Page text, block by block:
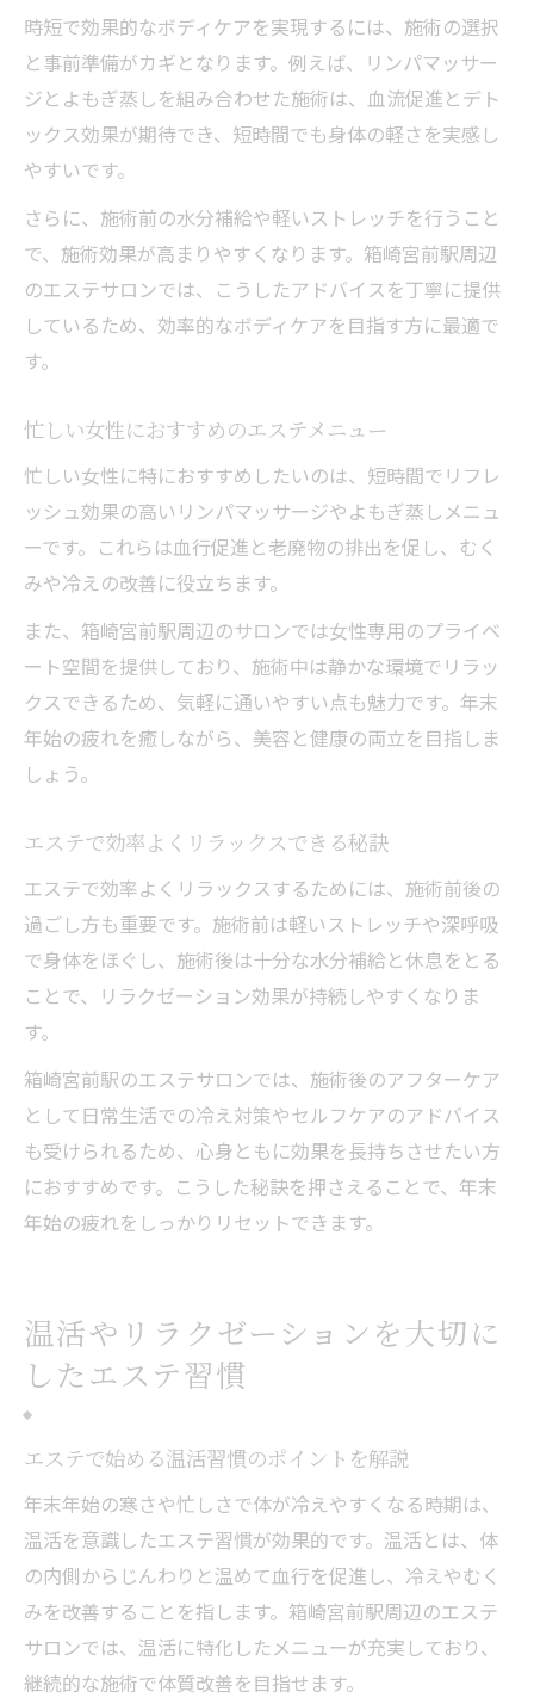
時短で効果的なボディケアを実現するには、施術の選択
と事前準備がカギとなります。例えば、リンパマッサー
ジとよもぎ蒸しを組み合わせた施術は、血流促進とデト
ックス効果が期待でき、短時間でも身体の軽さを実感し
やすいです。
さらに、施術前の水分補給や軽いストレッチを行うこと
で、施術効果が高まりやすくなります。箱崎宮前駅周辺
のエステサロンでは、こうしたアドバイスを丁寧に提供
しているため、効率的なボディケアを目指す方に最適で
す。
忙しい女性におすすめのエステメニュー
忙しい女性に特におすすめしたいのは、短時間でリフレ
ッシュ効果の高いリンパマッサージやよもぎ蒸しメニュ
ーです。これらは血行促進と老廃物の排出を促し、むく
みや冷えの改善に役立ちます。
また、箱崎宮前駅周辺のサロンでは女性専用のプライベ
ート空間を提供しており、施術中は静かな環境でリラッ
クスできるため、気軽に通いやすい点も魅力です。年末
年始の疲れを癒しながら、美容と健康の両立を目指しま
しょう。
エステで効率よくリラックスできる秘訣
エステで効率よくリラックスするためには、施術前後の
過ごし方も重要です。施術前は軽いストレッチや深呼吸
で身体をほぐし、施術後は十分な水分補給と休息をとる
ことで、リラクゼーション効果が持続しやすくなりま
す。
箱崎宮前駅のエステサロンでは、施術後のアフターケア
として日常生活での冷え対策やセルフケアのアドバイス
も受けられるため、心身ともに効果を長持ちさせたい方
におすすめです。こうした秘訣を押さえることで、年末
年始の疲れをしっかりリセットできます。
温活やリラクゼーションを大切に
したエステ習慣
エステで始める温活習慣のポイントを解説
年末年始の寒さや忙しさで体が冷えやすくなる時期は、
温活を意識したエステ習慣が効果的です。温活とは、体
の内側からじんわりと温めて血行を促進し、冷えやむく
みを改善することを指します。箱崎宮前駅周辺のエステ
サロンでは、温活に特化したメニューが充実しており、
継続的な施術で体質改善を目指せます。